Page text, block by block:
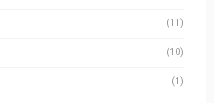
(11)
(10)
(1)